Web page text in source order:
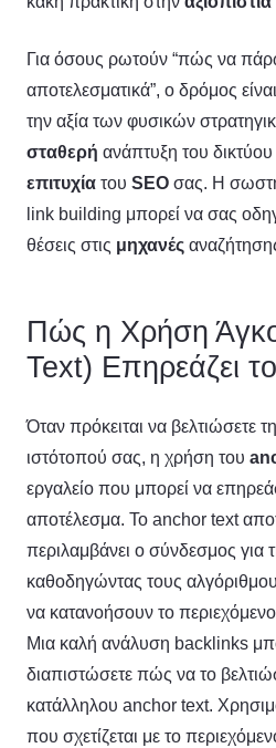
Για όσους ρωτούν “πώς να
αποτελεσματικά”, ο δρόμος
την αξία των φυσικών
σταθερή ανάπτυξη του
επιτυχία του SEO σας. Η
link building μπορεί να σας
θέσεις στις μηχανές
Πώς η Χρήση
Text) Επηρεάζει
Όταν πρόκειται να βελτιώσετε τη
ιστότοπού σας, η χρήση του
εργαλείο που μπορεί να
αποτέλεσμα. Το anchor text
περιλαμβάνει ο σύνδεσμος για
καθοδηγώντας τους
να κατανοήσουν το
Μια καλή ανάλυση backlinks
διαπιστώσετε πώς να το
κατάλληλου anchor text.
που σχετίζεται με το